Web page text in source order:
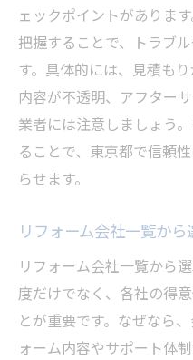
ェックポイントがありま
把握することで、トラブ
す。具体的には、見積も
内容が不透明、アフター
業者には注意しましょう
ることで、東京都で信頼
らせます。
リフォーム会社一覧か
リフォーム会社一覧から
度だけでなく、各社の得
とが重要です。なぜなら
ォーム内容やサポート体